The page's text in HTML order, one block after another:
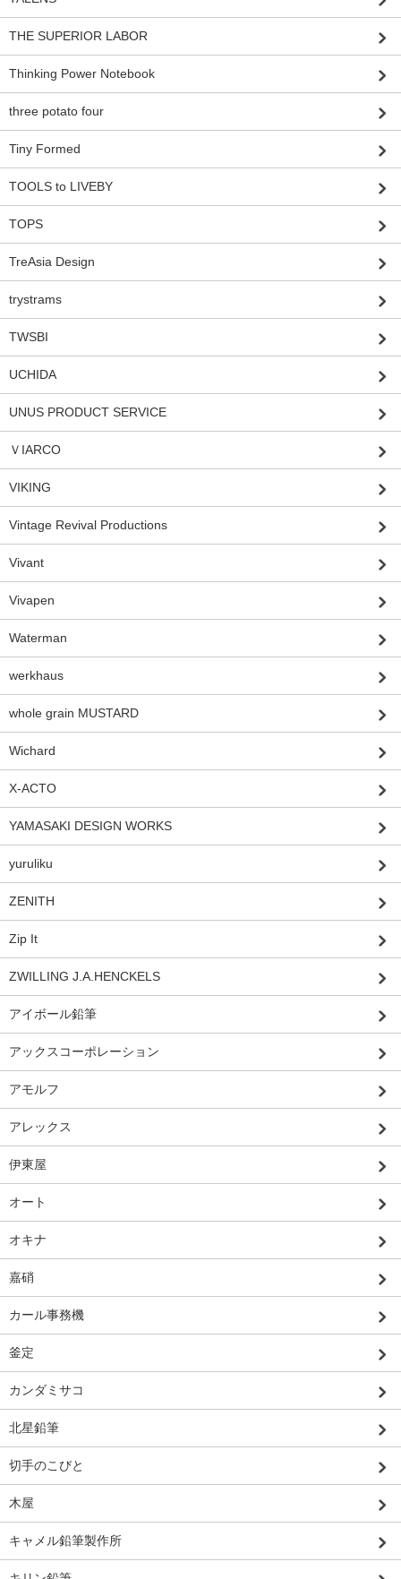
THE SUPERIOR LABOR
Thinking Power Notebook
three potato four
Tiny Formed
TOOLS to LIVEBY
TOPS
TreAsia Design
trystrams
TWSBI
UCHIDA
UNUS PRODUCT SERVICE
ＶIARCO
VIKING
Vintage Revival Productions
Vivant
Vivapen
Waterman
werkhaus
whole grain MUSTARD
Wichard
X-ACTO
YAMASAKI DESIGN WORKS
yuruliku
ZENITH
Zip It
ZWILLING J.A.HENCKELS
アイボール鉛筆
アックスコーポレーション
アモルフ
アレックス
伊東屋
オート
オキナ
嘉硝
カール事務機
釜定
カンダミサコ
北星鉛筆
切手のこびと
木屋
キャメル鉛筆製作所